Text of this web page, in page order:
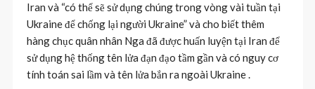
Iran và “có thể sẽ sử dụng chúng trong vòng vài tuần tại
Ukraine để chống lại người Ukraine” và cho biết thêm
hàng chục quân nhân Nga đã được huấn luyện tại Iran để
sử dụng hệ thống tên lửa đạn đạo tầm gần và có nguy cơ
tính toán sai lầm và tên lửa bắn ra ngoài Ukraine .